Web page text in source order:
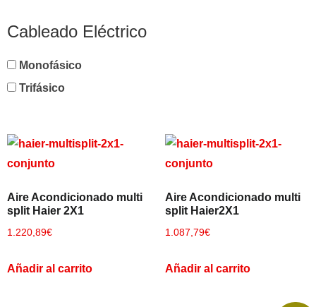
Cableado Eléctrico
Monofásico
Trifásico
Aire Acondicionado multi
split Haier 2X1
1.220,89€
Añadir al carrito
Aire Acondicionado multi
split Haier2X1
1.087,79€
Añadir al carrito